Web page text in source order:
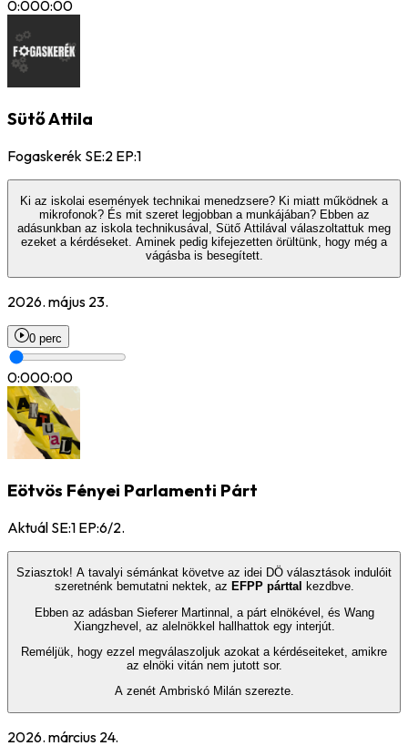
0:000:00
Sütő Attila
Fogaskerék SE:2 EP:1
Ki az iskolai események technikai menedzsere? Ki miatt működnek a
mikrofonok? És mit szeret legjobban a munkájában? Ebben az
adásunkban az iskola technikusával, Sütő Attilával válaszoltattuk meg
ezeket a kérdéseket. Aminek pedig kifejezetten örültünk, hogy még a
vágásba is besegített.
2026. május 23.
0 perc
0:000:00
Eötvös Fényei Parlamenti Párt
Aktuál SE:1 EP:6/2.
Sziasztok! A tavalyi sémánkat követve az idei DÖ választások indulóit
szeretnénk bemutatni nektek, az EFPP párttal kezdbve.
Ebben az adásban Sieferer Martinnal, a párt elnökével, és Wang
Xiangzhevel, az alelnökkel hallhattok egy interjút.
Reméljük, hogy ezzel megválaszoljuk azokat a kérdéseiteket, amikre
az elnöki vitán nem jutott sor.
A zenét Ambriskó Milán szerezte.
2026. március 24.